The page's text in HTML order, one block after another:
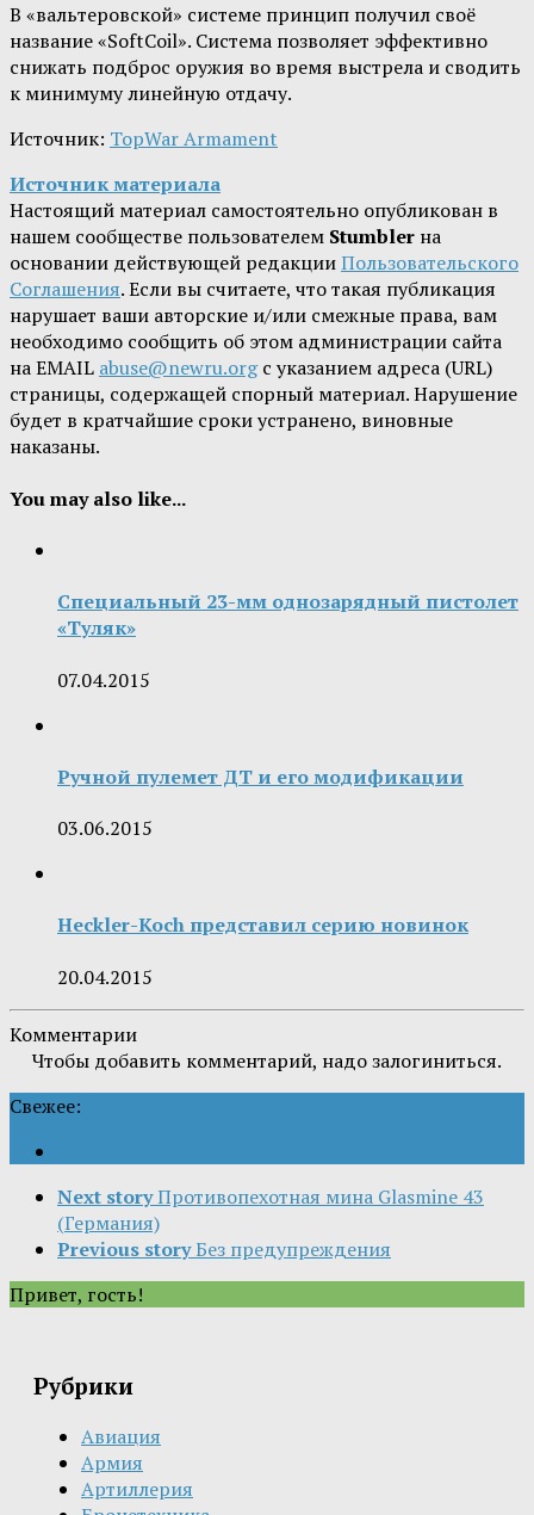
В «вальтеровской» системе принцип получил своё
название «SoftCoil». Система позволяет эффективно
снижать подброс оружия во время выстрела и сводить
к минимуму линейную отдачу.
Источник: TopWar Armament
Источник материала
Настоящий материал самостоятельно опубликован в
нашем сообществе пользователем Stumbler на
основании действующей редакцииПользовательского
Соглашения. Если вы считаете, что такая публикация
нарушает ваши авторские и/или смежные права, вам
необходимо сообщить об этом администрации сайта
на EMAIL abuse@newru.orgс указанием адреса (URL)
страницы, содержащей спорный материал. Нарушение
будет в кратчайшие сроки устранено, виновные
наказаны.
You may also like...
Специальный 23-мм однозарядный пистолет
«Туляк»
07.04.2015
Ручной пулемет ДТ и его модификации
03.06.2015
Heckler-Koch представил серию новинок
20.04.2015
Комментарии
Чтобы добавить комментарий, надо залогиниться.
Свежее:
Next storyПротивопехотная мина Glasmine 43
(Германия)
Previous storyБез предупреждения
Привет, гость!
Рубрики
Авиация
Армия
Артиллерия